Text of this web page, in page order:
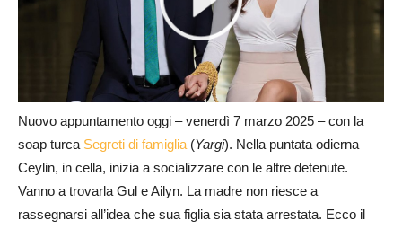
Nuovo appuntamento oggi – venerdì 7 marzo 2025 – con la
soap turca Segreti di famiglia(Yargi). Nella puntata odierna
Ceylin, in cella, inizia a socializzare con le altre detenute.
Vanno a trovarla Gul e Ailyn. La madre non riesce a
rassegnarsi all’idea che sua figlia sia stata arrestata. Ecco il